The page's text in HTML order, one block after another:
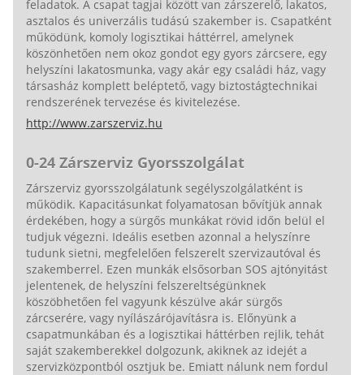
feladatok. A csapat tagjai között van zárszerelő, lakatos,
asztalos és univerzális tudású szakember is. Csapatként
működünk, komoly logisztikai háttérrel, amelynek
köszönhetően nem okoz gondot egy gyors zárcsere, egy
helyszíni lakatosmunka, vagy akár egy családi ház, vagy
társasház komplett beléptető, vagy biztostágtechnikai
rendszerének tervezése és kivitelezése.
http://www.zarszerviz.hu
0-24 Zárszerviz Gyorsszolgálat
Zárszerviz gyorsszolgálatunk segélyszolgálatként is
működik. Kapacitásunkat folyamatosan bővítjük annak
érdekében, hogy a sürgős munkákat rövid időn belül el
tudjuk végezni. Ideális esetben azonnal a helyszínre
tudunk sietni, megfelelően felszerelt szervizautóval és
szakemberrel. Ezen munkák elsősorban SOS ajtónyitást
jelentenek, de helyszíni felszereltségünknek
köszöbhetően fel vagyunk készülve akár sürgős
zárcserére, vagy nyílászárójavításra is. Előnyünk a
csapatmunkában és a logisztikai háttérben rejlik, tehát
saját szakemberekkel dolgozunk, akiknek az idejét a
szervizközpontból osztjuk be. Emiatt nálunk nem fordul